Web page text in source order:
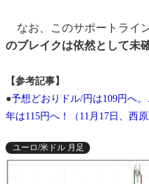
なお、このサポートライ
のブレイクは依然として未
【参考記事】
●予想どおりドル/円は109円へ
年は115円へ！（11月17日、西原
ユーロ/米ドル 月足